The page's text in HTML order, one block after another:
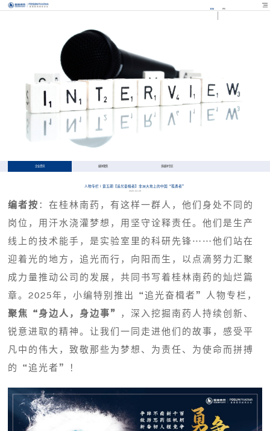
EN FR
企业资讯 媒体聚焦 多媒体专区
人物专栏 | 第五期【追光奋楫者】非洲大地上的中国“孤勇者”
2025-04-29
编者按 ：在桂林南药，有这样一群人，他们身处不同的
岗位，用汗水浇灌梦想，用坚守诠释责任。他们是生产
线上的技术能手，是实验室里的科研先锋……他们站在
迎着光的地方，追光而行，向阳而生，以点滴努力汇聚
成力量推动公司的发展，共同书写着桂林南药的灿烂篇
章。2025年，小编特别推出“追光奋楫者”人物专栏，
聚焦“身边人，身边事” ，深入挖掘南药人持续创新、
锐意进取的精神。让我们一同走进他们的故事，感受平
凡中的伟大，致敬那些为梦想、为责任、为使命而拼搏
的“追光者”！